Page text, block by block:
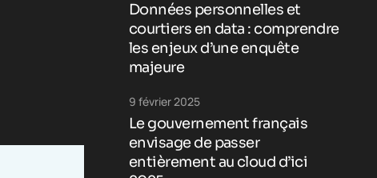
Données personnelles et
courtiers en data : comprendre
les enjeux d’une enquête
majeure
Le gouvernement français
envisage de passer
entièrement au cloud d’ici
9 février 2025